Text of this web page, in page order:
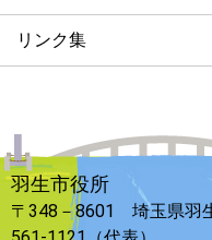
リンク集
羽生市役所
〒348－8601 埼玉県羽